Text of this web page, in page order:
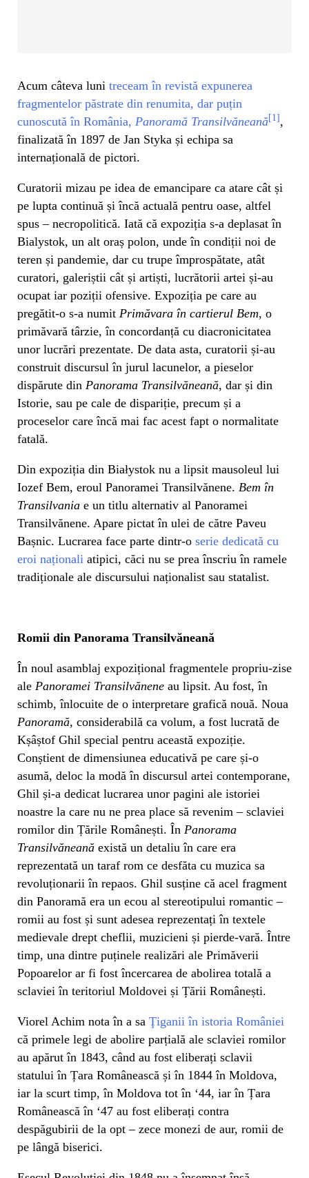
Acum câteva luni treceam în revistă expunerea
fragmentelor păstrate din renumita, dar puțin
cunoscută în România, Panoramă Transilvăneană[1] ,
finalizată în 1897 de Jan Styka și echipa sa
internațională de pictori.
Curatorii mizau pe idea de emancipare ca atare cât și
pe lupta continuă și încă actuală pentru oase, altfel
spus – necropolitică. Iată că expoziția s-a deplasat în
Bialystok, un alt oraș polon, unde în condiții noi de
teren și pandemie, dar cu trupe împrospătate, atât
curatori, galeriștii cât și artiști, lucrătorii artei și-au
ocupat iar poziții ofensive. Expoziția pe care au
pregătit-o s-a numit Primăvara în cartierul Bem, o
primăvară târzie, în concordanță cu diacronicitatea
unor lucrări prezentate. De data asta, curatorii și-au
construit discursul în jurul lacunelor, a pieselor
dispărute din Panorama Transilvăneană, dar și din
Istorie, sau pe cale de dispariție, precum și a
proceselor care încă mai fac acest fapt o normalitate
fatală.
Din expoziția din Białystok nu a lipsit mausoleul lui
Iozef Bem, eroul Panoramei Transilvănene. Bem în
Transilvania e un titlu alternativ al Panoramei
Transilvănene. Apare pictat în ulei de către Paveu
Bașnic. Lucrarea face parte dintr-o serie dedicată cu
eroi naționali atipici, căci nu se prea înscriu în ramele
tradiționale ale discursului naționalist sau statalist.
Romii din Panorama Transilvăneană
În noul asamblaj expozițional fragmentele propriu-zise
ale Panoramei Transilvănene au lipsit. Au fost, în
schimb, înlocuite de o interpretare grafică nouă. Noua
Panoramă, considerabilă ca volum, a fost lucrată de
Kșâștof Ghil special pentru această expoziție.
Conștient de dimensiunea educativă pe care și-o
asumă, deloc la modă în discursul artei contemporane,
Ghil și-a dedicat lucrarea unor pagini ale istoriei
noastre la care nu ne prea place să revenim – sclaviei
romilor din Țările Românești. În Panorama
Transilvăneană există un detaliu în care era
reprezentată un taraf rom ce desfăta cu muzica sa
revoluționarii în repaos. Ghil susține că acel fragment
din Panoramă era un ecou al stereotipului romantic –
romii au fost și sunt adesea reprezentați în textele
medievale drept cheflii, muzicieni și pierde-vară. Între
timp, una dintre puținele realizări ale Primăverii
Popoarelor ar fi fost încercarea de abolirea totală a
sclaviei în teritoriul Moldovei și Țării Românești.
Viorel Achim nota în a sa Ţiganii în istoria României
că primele legi de abolire parțială ale sclaviei romilor
au apărut în 1843, când au fost eliberați sclavii
statului în Țara Românească și în 1844 în Moldova,
iar la scurt timp, în Moldova tot în ‘44, iar în Țara
Românească în ‘47 au fost eliberați contra
despăgubirii de la opt – zece monezi de aur, romii de
pe lângă biserici.